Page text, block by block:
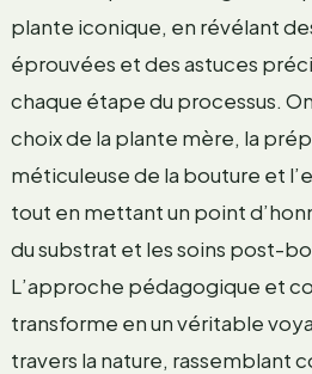
plante iconique, en révélant
éprouvées et des astuces
chaque étape du processus.
choix de la plante mère, la
méticuleuse de la bouture et
tout en mettant un point
du substrat et les soins post-
L’approche pédagogique et
transforme en un véritable
travers la nature, rassemblant